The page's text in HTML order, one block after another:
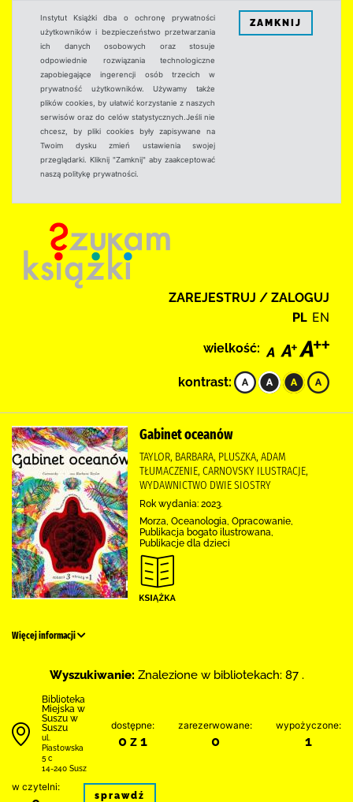
Instytut Książki dba o ochronę prywatności
użytkowników i bezpieczeństwo przetwarzania
ich danych osobowych oraz stosuje
odpowiednie rozwiązania technologiczne
zapobiegające ingerencji osób trzecich w
prywatność użytkowników. Używamy także
plików cookies, by ułatwić korzystanie z naszych
serwisów oraz do celów statystycznych.Jeśli nie
chcesz, by pliki cookies były zapisywane na
Twoim dysku zmień ustawienia swojej
przeglądarki. Kliknij "Zamknij" aby zaakceptować
naszą politykę prywatności.
ZAMKNIJ
ZAREJESTRUJ / ZALOGUJ
PL EN
wielkość:
kontrast:
Gabinet oceanów
TAYLOR, BARBARA, PLUSZKA, ADAM
TŁUMACZENIE, CARNOVSKY ILUSTRACJE,
WYDAWNICTWO DWIE SIOSTRY
Rok wydania: 2023.
Morza, Oceanologia, Opracowanie,
Publikacja bogato ilustrowana,
Publikacje dla dzieci
Więcej informacji
Wyszukiwanie: Znalezione w bibliotekach: 87 .
Biblioteka
Miejska w
Suszu w
Suszu
ul.
Piastowska
5 c
14-240 Susz
dostępne:
0 z 1
zarezerwowane:
0
wypożyczone:
1
w czytelni:
sprawdź